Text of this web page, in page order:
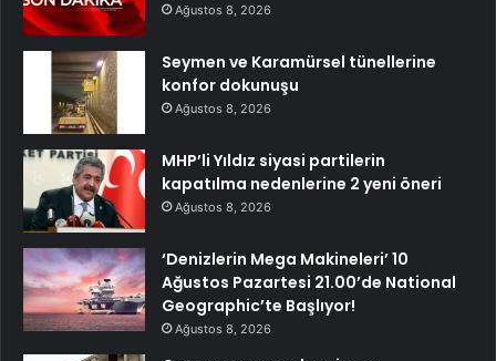
Ağustos 8, 2026
Seymen ve Karamürsel tünellerine
konfor dokunuşu
Ağustos 8, 2026
MHP’li Yıldız siyasi partilerin
kapatılma nedenlerine 2 yeni öneri
Ağustos 8, 2026
‘Denizlerin Mega Makineleri’ 10
Ağustos Pazartesi 21.00’de National
Geographic’te Başlıyor!
Ağustos 8, 2026